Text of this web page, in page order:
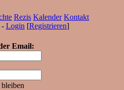
Rezis Kalender Kontakt
- Login [Registrieren]
Email: